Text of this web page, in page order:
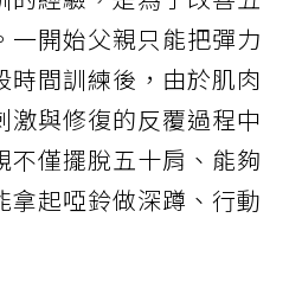
一開始父親只能把彈力
時間訓練後，由於肌肉
激與修復的反覆過程中
不僅擺脫五十肩、能夠
拿起啞鈴做深蹲、行動